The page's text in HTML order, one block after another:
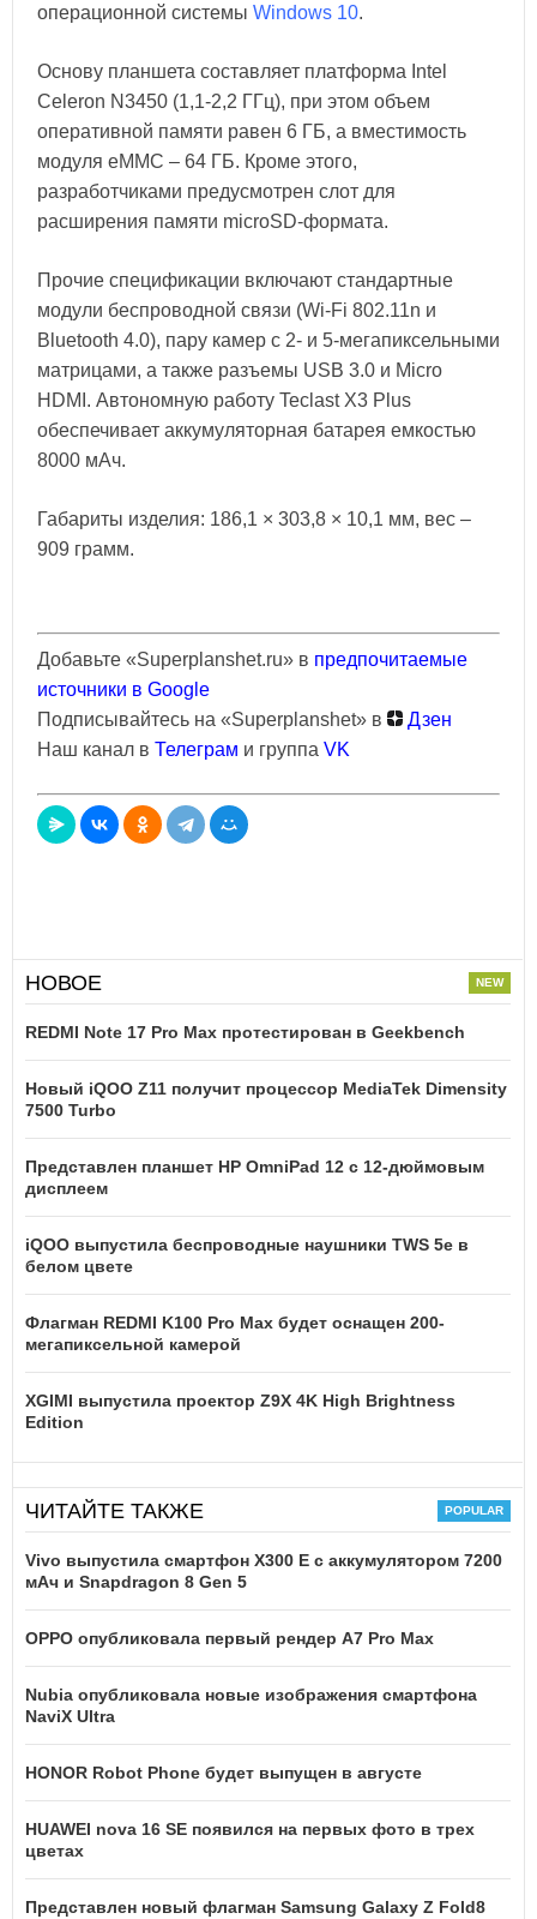
операционной системы Windows 10.
Основу планшета составляет платформа Intel
Celeron N3450 (1,1-2,2 ГГц), при этом объем
оперативной памяти равен 6 ГБ, а вместимость
модуля eMMC – 64 ГБ. Кроме этого,
разработчиками предусмотрен слот для
расширения памяти microSD-формата.
Прочие спецификации включают стандартные
модули беспроводной связи (Wi-Fi 802.11n и
Bluetooth 4.0), пару камер с 2- и 5-мегапиксельными
матрицами, а также разъемы USB 3.0 и Micro
HDMI. Автономную работу Teclast X3 Plus
обеспечивает аккумуляторная батарея емкостью
8000 мАч.
Габариты изделия: 186,1 × 303,8 × 10,1 мм, вес –
909 грамм.
Добавьте «Superplanshet.ru» в предпочитаемые
источники в Google
Подписывайтесь на «Superplanshet» в
Дзен
Наш канал в Телеграм и группа VK
НОВОЕ
REDMI Note 17 Pro Max протестирован в Geekbench
Новый iQOO Z11 получит процессор MediaTek Dimensity
7500 Turbo
Представлен планшет HP OmniPad 12 с 12-дюймовым
дисплеем
iQOO выпустила беспроводные наушники TWS 5e в
белом цвете
Флагман REDMI K100 Pro Max будет оснащен 200-
мегапиксельной камерой
XGIMI выпустила проектор Z9X 4K High Brightness
Edition
ЧИТАЙТЕ ТАКЖЕ
Vivo выпустила смартфон X300 E с аккумулятором 7200
мАч и Snapdragon 8 Gen 5
OPPO опубликовала первый рендер A7 Pro Max
Nubia опубликовала новые изображения смартфона
NaviX Ultra
HONOR Robot Phone будет выпущен в августе
HUAWEI nova 16 SE появился на первых фото в трех
цветах
Представлен новый флагман Samsung Galaxy Z Fold8